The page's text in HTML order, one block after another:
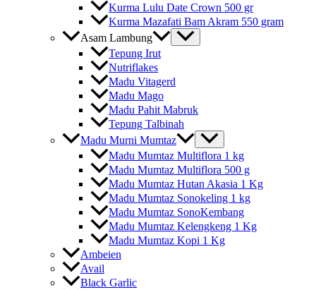
Kurma Lulu Date Crown 500 gr
Kurma Mazafati Bam Akram 550 gram
Asam Lambung
Tepung Irut
Nutriflakes
Madu Vitagerd
Madu Mago
Madu Pahit Mabruk
Tepung Talbinah
Madu Murni Mumtaz
Madu Mumtaz Multiflora 1 kg
Madu Mumtaz Multiflora 500 g
Madu Mumtaz Hutan Akasia 1 Kg
Madu Mumtaz Sonokeling 1 kg
Madu Mumtaz SonoKembang
Madu Mumtaz Kelengkeng 1 Kg
Madu Mumtaz Kopi 1 Kg
Ambeien
Avail
Black Garlic